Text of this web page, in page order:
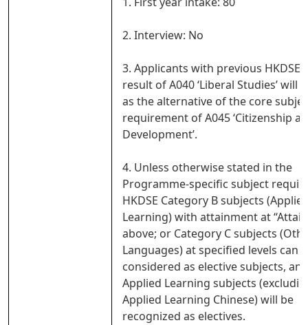
2. Interview: No
3. Applicants with previous HKDSE
result of A040 ‘Liberal Studies’ will
as the alternative of the core
requirement of A045 ‘Citizenship
Development’.
4. Unless otherwise stated in the
Programme-specific subject
HKDSE Category B subjects
Learning) with attainment at
above; or Category C subjects
Languages) at specified levels can
considered as elective subjects,
Applied Learning subjects
Applied Learning Chinese) will be
recognized as electives.